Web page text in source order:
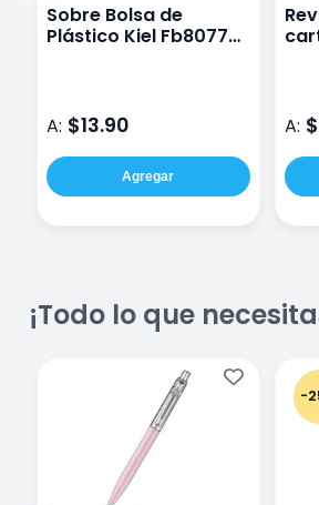
Sobre Bolsa de
Plástico Kiel Fb8077
A: $13.90
Agregar
A:
¡Todo lo que
-